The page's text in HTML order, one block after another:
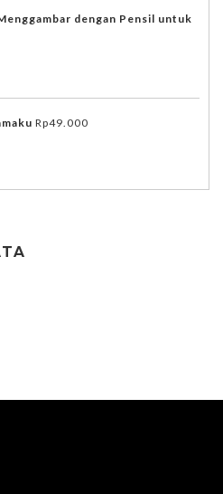
dengan Pensil untuk
Rp49.000